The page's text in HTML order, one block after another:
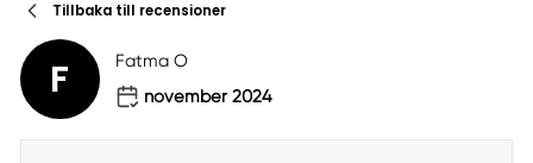
Tillbaka till recensioner
F
Fatma O
november 2024